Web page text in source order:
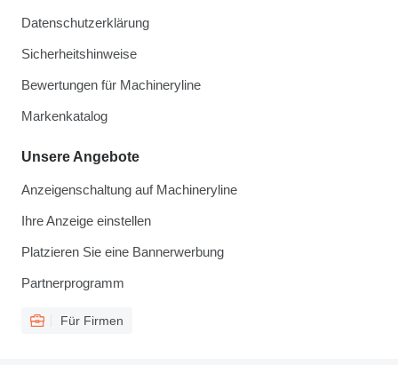
Datenschutzerklärung
Sicherheitshinweise
Bewertungen für Machineryline
Markenkatalog
Unsere Angebote
Anzeigenschaltung auf Machineryline
Ihre Anzeige einstellen
Platzieren Sie eine Bannerwerbung
Partnerprogramm
Für Firmen